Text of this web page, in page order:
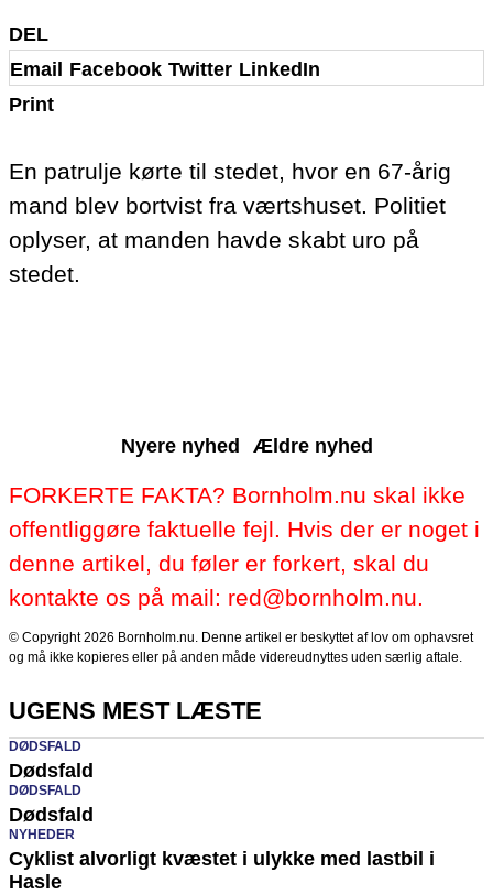
DEL
Email Facebook Twitter LinkedIn
Print
En patrulje kørte til stedet, hvor en 67-årig
mand blev bortvist fra værtshuset. Politiet
oplyser, at manden havde skabt uro på
stedet.
Nyere nyhed Ældre nyhed
FORKERTE FAKTA? Bornholm.nu skal ikke
offentliggøre faktuelle fejl. Hvis der er noget i
denne artikel, du føler er forkert, skal du
kontakte os på mail: red@bornholm.nu.
© Copyright 2026 Bornholm.nu. Denne artikel er beskyttet af lov om ophavsret
og må ikke kopieres eller på anden måde videreudnyttes uden særlig aftale.
UGENS MEST LÆSTE
DØDSFALD
Dødsfald
DØDSFALD
Dødsfald
NYHEDER
Cyklist alvorligt kvæstet i ulykke med lastbil i
Hasle